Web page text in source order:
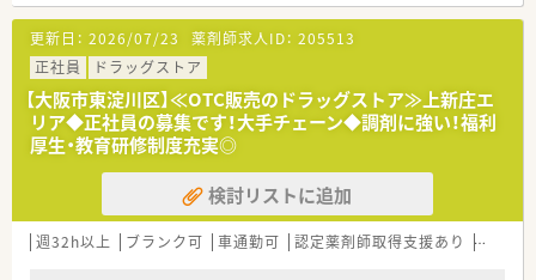
更新日： 2026/07/23 薬剤師求人ID： 205513
正社員
ドラッグストア
【大阪市東淀川区】≪OTC販売のドラッグストア≫上新庄エ
リア◆正社員の募集です！大手チェーン◆調剤に強い！福利
厚生・教育研修制度充実◎
検討リストに追加
週32h以上 ブランク可 車通勤可 認定薬剤師取得支援あり 教育制